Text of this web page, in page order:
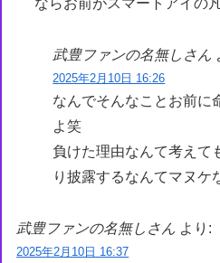
ならお前がスマートアイの
武豊ファンの名無しさん
2025年2月10日 16:26
なんでそんなことお前に
よ笑
負けた理由なんて考えて
り披露するなんてマヌケ
武豊ファンの名無しさん より:
2025年2月10日 16:37